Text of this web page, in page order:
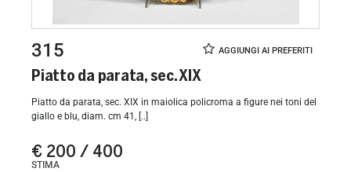
315
Piatto da parata, sec. XIX
Piatto da parata, sec. XIX in maiolica policroma a figure nei toni del
giallo e blu, diam. cm 41, [..]
€ 200 / 400
STIMA